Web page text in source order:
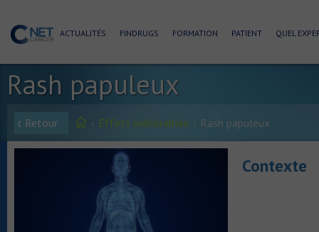
ACTUALITÉS FINDRUGS FORMATION PATIENT QUEL
Rash papuleux
Retour Effets indésirables Rash papuleux
Contexte